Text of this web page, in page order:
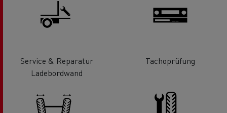
Service & Reparatur
Ladebordwand
Tachoprüfung